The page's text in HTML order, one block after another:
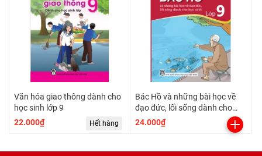
Văn hóa giao thông dành cho
học sinh lớp 9
22.000₫
Hết hàng
Bác Hồ và những bài học về
đạo đức, lối sống dành cho
học sinh - Lớp 9
24.000₫